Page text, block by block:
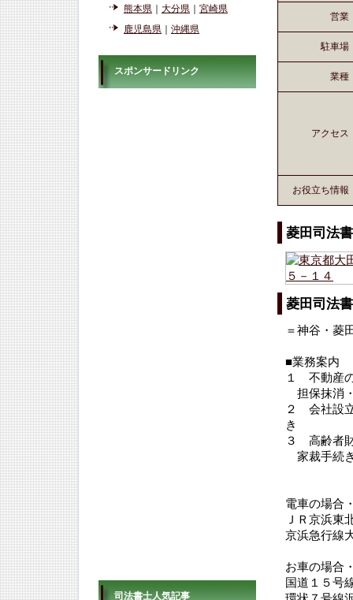
営業
駐車場
業種
アクセス
お役立ち情報
菱田司法
菱田司法
＝神谷・菱
■業務案内
１ 不動産
担保抹消
２ 会社設
き
３ 高齢者
家裁手続
電車の場合
ＪＲ京浜東
京浜急行線
お車の場合
国道１５号
熊本県
大分県
宮崎県
鹿児島県
沖縄県
スポンサードリンク
司法書士人気記事